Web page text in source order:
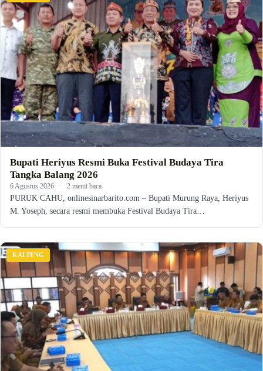
Bupati Heriyus Resmi Buka Festival Budaya Tira
Tangka Balang 2026
6 Agustus 2026 · 2 menit baca
PURUK CAHU, onlinesinarbarito.com – Bupati Murung Raya, Heriyus
M. Yoseph, secara resmi membuka Festival Budaya Tira…
KALTENG